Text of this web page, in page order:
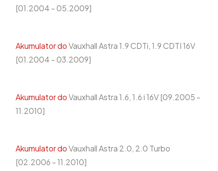
[01.2004 - 05.2009]
Akumulator doVauxhall Astra 1.9 CDTi, 1.9 CDTI 16V
[01.2004 - 03.2009]
Akumulator doVauxhall Astra 1.6, 1.6 i 16V [09.2005 -
11.2010]
Akumulator doVauxhall Astra 2.0, 2.0 Turbo
[02.2006 - 11.2010]